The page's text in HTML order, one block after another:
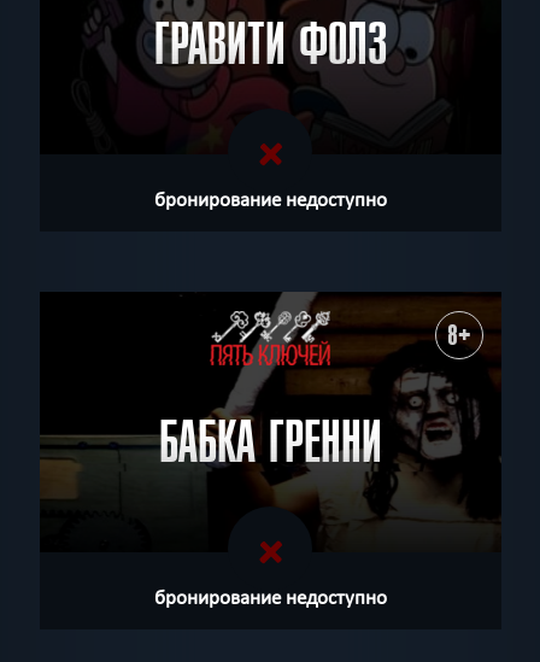
ГРАВИТИ ФОЛЗ
бронирование недоступно
8+
БАБКА ГРЕННИ
бронирование недоступно